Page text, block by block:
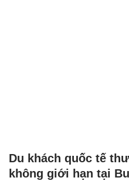
Du khách quốc tế
không giới hạn tại